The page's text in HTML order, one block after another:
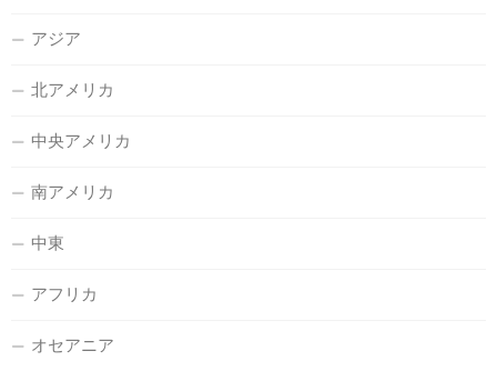
アジア
北アメリカ
中央アメリカ
南アメリカ
中東
アフリカ
オセアニア